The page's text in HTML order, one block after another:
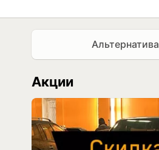
Альтернатива
Акции